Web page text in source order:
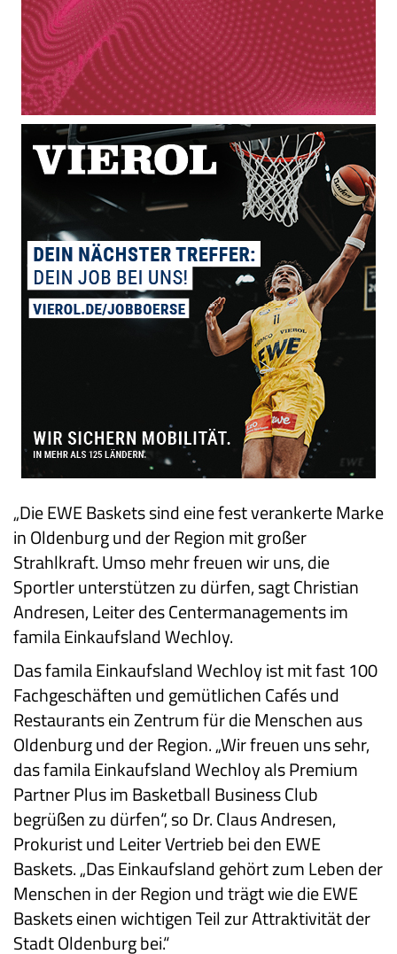
„Die EWE Baskets sind eine fest verankerte Marke
in Oldenburg und der Region mit großer
Strahlkraft. Umso mehr freuen wir uns, die
Sportler unterstützen zu dürfen, sagt Christian
Andresen, Leiter des Centermanagements im
famila Einkaufsland Wechloy.
Das famila Einkaufsland Wechloy ist mit fast 100
Fachgeschäften und gemütlichen Cafés und
Restaurants ein Zentrum für die Menschen aus
Oldenburg und der Region. „Wir freuen uns sehr,
das famila Einkaufsland Wechloy als Premium
Partner Plus im Basketball Business Club
begrüßen zu dürfen“, so Dr. Claus Andresen,
Prokurist und Leiter Vertrieb bei den EWE
Baskets. „Das Einkaufsland gehört zum Leben der
Menschen in der Region und trägt wie die EWE
Baskets einen wichtigen Teil zur Attraktivität der
Stadt Oldenburg bei.“